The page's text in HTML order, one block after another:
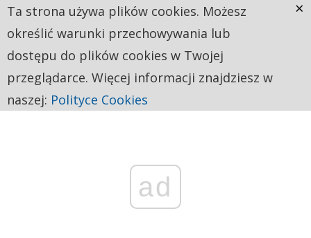
ad
Ta strona używa plików cookies. Możesz
określić warunki przechowywania lub
dostępu do plików cookies w Twojej
przeglądarce. Więcej informacji znajdziesz w
naszej: Polityce Cookies
×